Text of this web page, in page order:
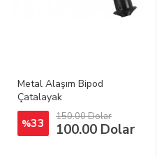
Metal Alaşım Bipod
Çatalayak
%33 150.00 Dolar
100.00 Dolar